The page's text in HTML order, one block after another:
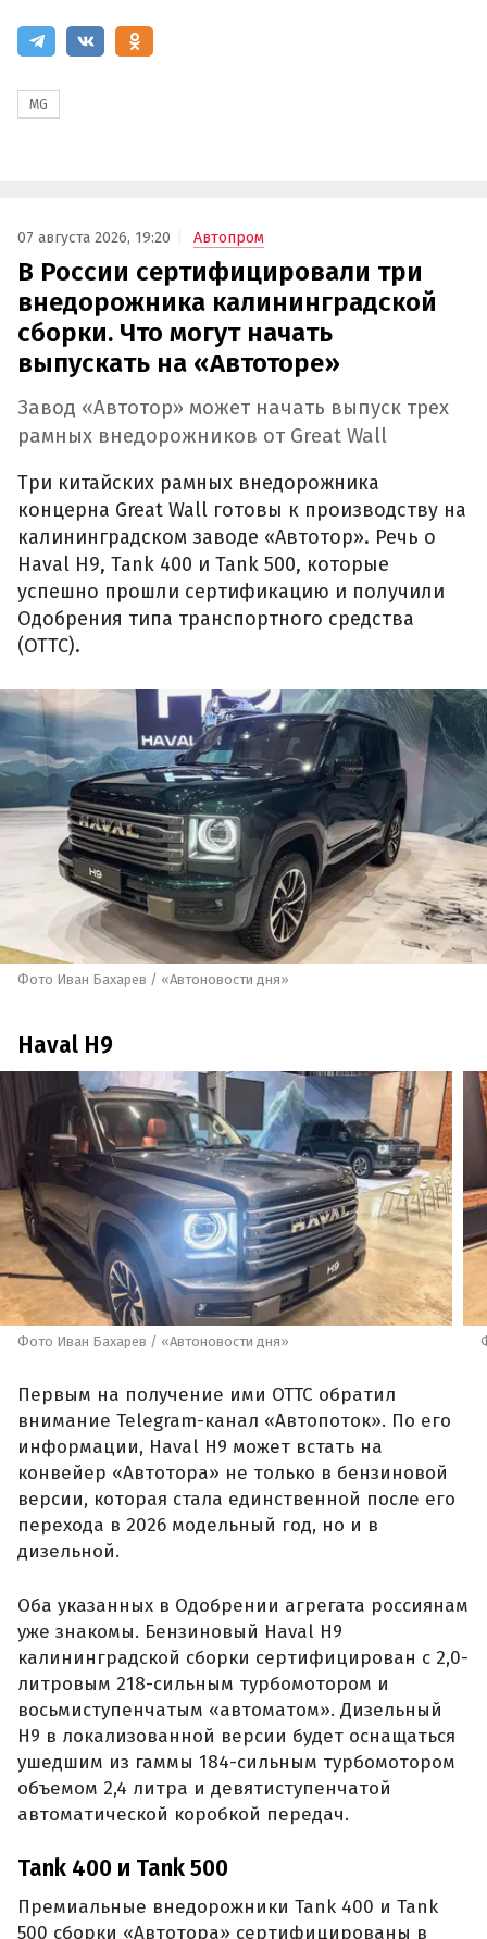
MG
07 августа 2026, 19:20 Автопром
В России сертифицировали три
внедорожника калининградской
сборки. Что могут начать
выпускать на «Автоторе»
Завод «Автотор» может начать выпуск трех
рамных внедорожников от Great Wall
Три китайских рамных внедорожника
концерна Great Wall готовы к производству на
калининградском заводе «Автотор». Речь о
Haval H9, Tank 400 и Tank 500, которые
успешно прошли сертификацию и получили
Одобрения типа транспортного средства
(ОТТС).
Фото Иван Бахарев / «Автоновости дня»
Haval H9
Фото Иван Бахарев / «Автоновости дня»
Первым на получение ими ОТТС обратил
внимание Telegram-канал «Автопоток». По его
информации, Haval H9 может встать на
конвейер «Автотора» не только в бензиновой
версии, которая стала единственной после его
перехода в 2026 модельный год, но и в
дизельной.
Оба указанных в Одобрении агрегата россиянам
уже знакомы. Бензиновый Haval H9
калининградской сборки сертифицирован с 2,0-
литровым 218-сильным турбомотором и
восьмиступенчатым «автоматом». Дизельный
H9 в локализованной версии будет оснащаться
ушедшим из гаммы 184-сильным турбомотором
объемом 2,4 литра и девятиступенчатой
автоматической коробкой передач.
Tank 400 и Tank 500
Премиальные внедорожники Tank 400 и Tank
500 сборки «Автотора» сертифицированы в